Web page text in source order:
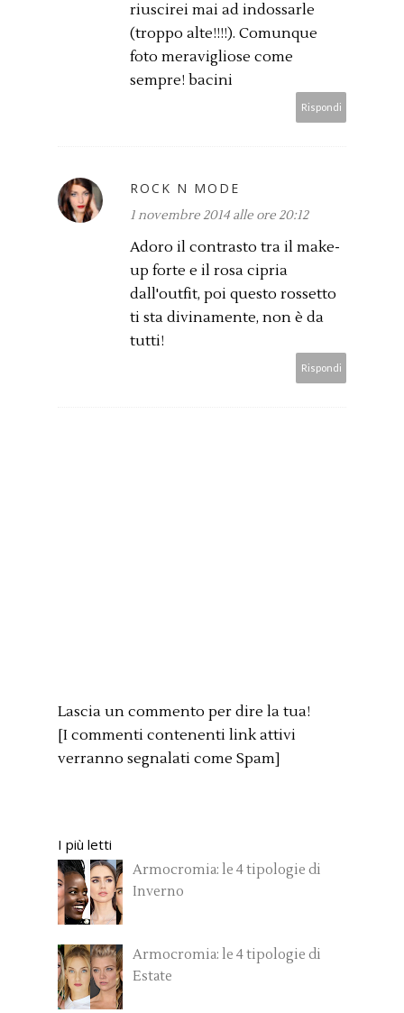
riuscirei mai ad indossarle
(troppo alte!!!!). Comunque
foto meravigliose come
sempre! bacini
Rispondi
ROCK N MODE
1 novembre 2014 alle ore 20:12
Adoro il contrasto tra il make-
up forte e il rosa cipria
dall'outfit, poi questo rossetto
ti sta divinamente, non è da
tutti!
Rispondi
Lascia un commento per dire la tua!
[I commenti contenenti link attivi
verranno segnalati come Spam]
I più letti
Armocromia: le 4 tipologie di
Inverno
Armocromia: le 4 tipologie di
Estate